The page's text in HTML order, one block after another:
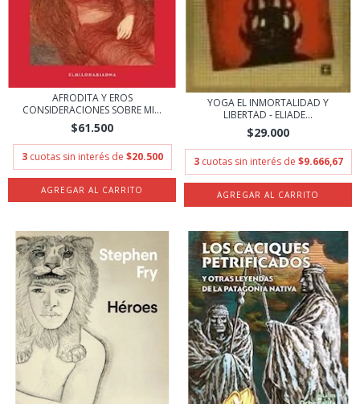
AFRODITA Y EROS
CONSIDERACIONES SOBRE MI...
$61.500
3 cuotas sin interés de $20.500
YOGA EL INMORTALIDAD Y
LIBERTAD - ELIADE...
$29.000
3 cuotas sin interés de $9.666,67